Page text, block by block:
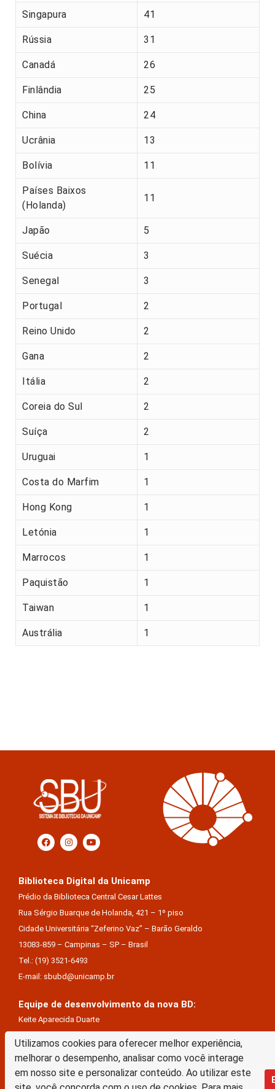
Utilizamos cookies para oferecer melhor experiência,
melhorar o desempenho, analisar como você interage
em nosso site e personalizar conteúdo. Ao utilizar este
Singapura 41
Rússia 31
Canadá 26
Finlândia 25
China 24
Ucrânia 13
Bolívia 11
Países Baixos
(Holanda)
11
Japão 5
Suécia 3
Senegal 3
Portugal 2
Reino Unido 2
Gana 2
Itália 2
Coreia do Sul 2
Suíça 2
Uruguai 1
Costa do Marfim 1
Hong Kong 1
Letónia 1
Marrocos 1
Paquistão 1
Taiwan 1
Austrália 1
Biblioteca Digital da Unicamp
Prédio da Biblioteca Central Cesar Lattes
Rua Sérgio Buarque de Holanda, 421 – 1º piso
Cidade Universitária “Zeferino Vaz” – Barão Geraldo
13083-859 – Campinas – SP – Brasil
Tel.: (19) 3521-6493
E-mail: sbubd@unicamp.br
Equipe de desenvolvimento da nova BD:
Keite Aparecida Duarte
Saul Victor De Castro E Silva
A Biblioteca Digital da Unicamp está licenciado com uma Licença Creative Commons –